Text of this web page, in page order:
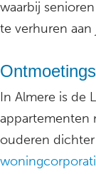
waarbij
te verhuren aan
In Almere is de
appartementen
ouderen